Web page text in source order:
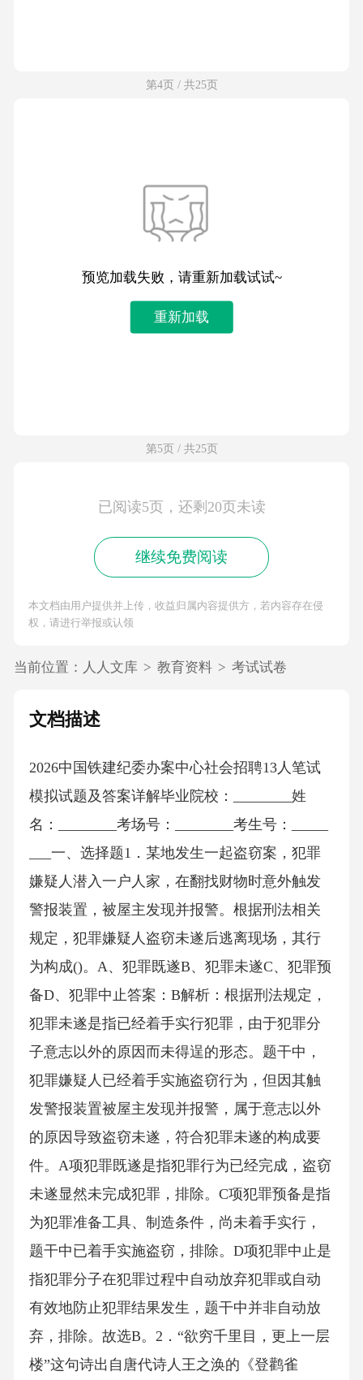
第4页 / 共25页
预览加载失败，请重新加载试试~
重新加载
第5页 / 共25页
已阅读5页，还剩20页未读
继续免费阅读
本文档由用户提供并上传，收益归属内容提供方，若内容存在侵
权，请进行举报或认领
当前位置： 人人文库 > 教育资料 > 考试试卷
文档描述
2026中国铁建纪委办案中心社会招聘13人笔试
模拟试题及答案详解毕业院校：________姓
名：________考场号：________考生号：_____
___一、选择题1．某地发生一起盗窃案，犯罪
嫌疑人潜入一户人家，在翻找财物时意外触发
警报装置，被屋主发现并报警。根据刑法相关
规定，犯罪嫌疑人盗窃未遂后逃离现场，其行
为构成()。A、犯罪既遂B、犯罪未遂C、犯罪预
备D、犯罪中止答案：B解析：根据刑法规定，
犯罪未遂是指已经着手实行犯罪，由于犯罪分
子意志以外的原因而未得逞的形态。题干中，
犯罪嫌疑人已经着手实施盗窃行为，但因其触
发警报装置被屋主发现并报警，属于意志以外
的原因导致盗窃未遂，符合犯罪未遂的构成要
件。A项犯罪既遂是指犯罪行为已经完成，盗窃
未遂显然未完成犯罪，排除。C项犯罪预备是指
为犯罪准备工具、制造条件，尚未着手实行，
题干中已着手实施盗窃，排除。D项犯罪中止是
指犯罪分子在犯罪过程中自动放弃犯罪或自动
有效地防止犯罪结果发生，题干中并非自动放
弃，排除。故选B。2．“欲穷千里目，更上一层
楼”这句诗出自唐代诗人王之涣的《登鹳雀